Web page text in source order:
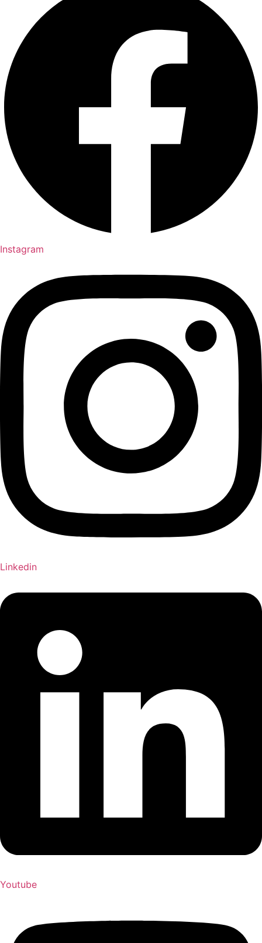
Instagram
Linkedin
Youtube